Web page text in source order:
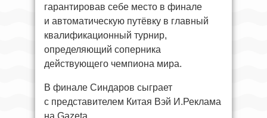
гарантировав себе место в финале
и автоматическую путёвку в главный
квалификационный турнир,
определяющий соперника
действующего чемпиона мира.
В финале Синдаров сыграет
с представителем Китая Вэй И.Реклама
на Gazeta